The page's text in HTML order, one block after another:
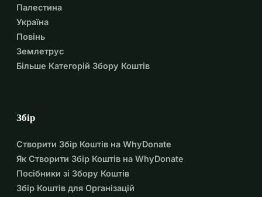
Палестина
Україна
Повінь
Землетрус
Більше Категорій Збору Коштів
Збір
Створити Збір Коштів на WhyDonate
Як Створити Збір Коштів на WhyDonate
Посібники зі Збору Коштів
Збір Коштів для Організацій